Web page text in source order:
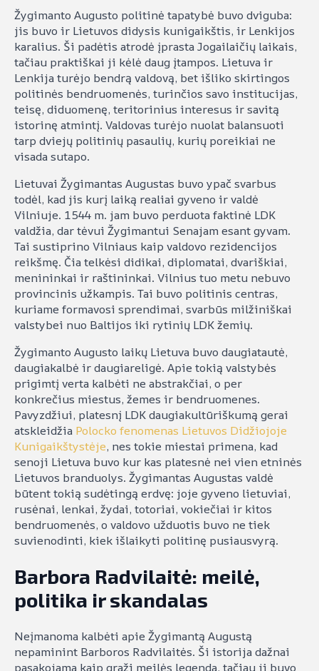
Žygimanto Augusto politinė tapatybė buvo dviguba:
jis buvo ir Lietuvos didysis kunigaikštis, ir Lenkijos
karalius. Ši padėtis atrodė įprasta Jogailaičių laikais,
tačiau praktiškai ji kėlė daug įtampos. Lietuva ir
Lenkija turėjo bendrą valdovą, bet išliko skirtingos
politinės bendruomenės, turinčios savo institucijas,
teisę, diduomenę, teritorinius interesus ir savitą
istorinę atmintį. Valdovas turėjo nuolat balansuoti
tarp dviejų politinių pasaulių, kurių poreikiai ne
visada sutapo.
Lietuvai Žygimantas Augustas buvo ypač svarbus
todėl, kad jis kurį laiką realiai gyveno ir valdė
Vilniuje. 1544 m. jam buvo perduota faktinė LDK
valdžia, dar tėvui Žygimantui Senajam esant gyvam.
Tai sustiprino Vilniaus kaip valdovo rezidencijos
reikšmę. Čia telkėsi didikai, diplomatai, dvariškiai,
menininkai ir raštininkai. Vilnius tuo metu nebuvo
provincinis užkampis. Tai buvo politinis centras,
kuriame formavosi sprendimai, svarbūs milžiniškai
valstybei nuo Baltijos iki rytinių LDK žemių.
Žygimanto Augusto laikų Lietuva buvo daugiatautė,
daugiakalbė ir daugiareligė. Apie tokią valstybės
prigimtį verta kalbėti ne abstrakčiai, o per
konkrečius miestus, žemes ir bendruomenes.
Pavyzdžiui, platesnį LDK daugiakultūriškumą gerai
atskleidžia Polocko fenomenas Lietuvos Didžiojoje
Kunigaikštystėje, nes tokie miestai primena, kad
senoji Lietuva buvo kur kas platesnė nei vien etninės
Lietuvos branduolys. Žygimantas Augustas valdė
būtent tokią sudėtingą erdvę: joje gyveno lietuviai,
rusėnai, lenkai, žydai, totoriai, vokiečiai ir kitos
bendruomenės, o valdovo užduotis buvo ne tiek
suvienodinti, kiek išlaikyti politinę pusiausvyrą.
Barbora Radvilaitė: meilė,
politika ir skandalas
Neįmanoma kalbėti apie Žygimantą Augustą
nepaminint Barboros Radvilaitės. Ši istorija dažnai
pasakojama kaip graži meilės legenda, tačiau ji buvo